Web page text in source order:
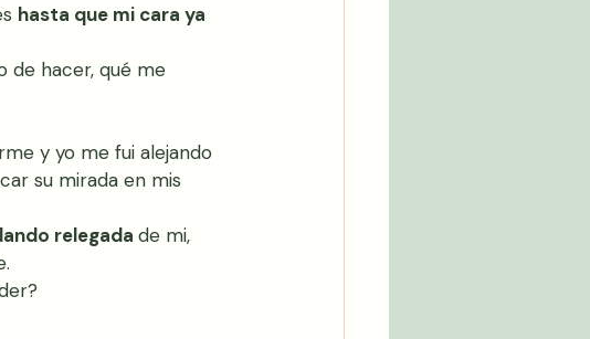
hasta que mi cara ya
de hacer, qué me
y yo me fui alejando
su mirada en mis
relegada de mi,